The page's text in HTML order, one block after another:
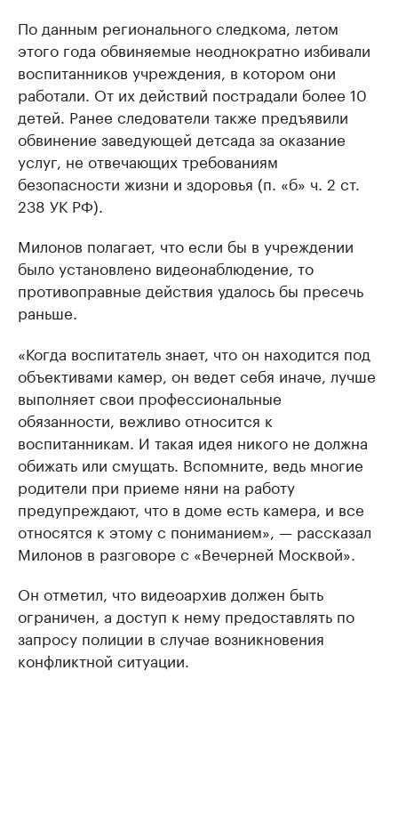
По данным регионального следкома, летом
этого года обвиняемые неоднократно избивали
воспитанников учреждения, в котором они
работали. От их действий пострадали более 10
детей. Ранее следователи также предъявили
обвинение заведующей детсада за оказание
услуг, не отвечающих требованиям
безопасности жизни и здоровья (п. «б» ч. 2 ст.
238 УК РФ).
Милонов полагает, что если бы в учреждении
было установлено видеонаблюдение, то
противоправные действия удалось бы пресечь
раньше.
«Когда воспитатель знает, что он находится под
объективами камер, он ведет себя иначе, лучше
выполняет свои профессиональные
обязанности, вежливо относится к
воспитанникам. И такая идея никого не должна
обижать или смущать. Вспомните, ведь многие
родители при приеме няни на работу
предупреждают, что в доме есть камера, и все
относятся к этому с пониманием», — рассказал
Милонов в разговоре с «Вечерней Москвой».
Он отметил, что видеоархив должен быть
ограничен, а доступ к нему предоставлять по
запросу полиции в случае возникновения
конфликтной ситуации.